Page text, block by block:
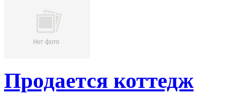
Продается коттедж